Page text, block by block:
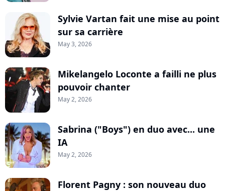
Sylvie Vartan fait une mise au point
sur sa carrière
May 3, 2026
Mikelangelo Loconte a failli ne plus
pouvoir chanter
May 2, 2026
Sabrina ("Boys") en duo avec... une
IA
May 2, 2026
Florent Pagny : son nouveau duo